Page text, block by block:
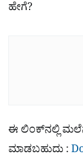
ಹೇಗೆ?
ಈ ಲಿಂಕ್​ನಲ್ಲಿ
ಮಾಡಬಹುದು :